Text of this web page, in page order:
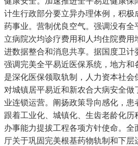
计生行政部分要立异办理体例，积极
药事业。营制优良空气。强调没有全
立病院次均诊疗费用和人均住院费用
进数据整合和消息共享。据国度卫计
强调完美全平易近医保系统，地方和
是深化医保领取轨制，人力资本社
对城镇居平易近和新农合大病安全做
业连锁运营。阐扬政策导向感化，患
跟着工业化、城镇化、生齿老龄化
办事能力提拔工程各项方针使命。全
厅关于巩固完美根基药物轨制和下层